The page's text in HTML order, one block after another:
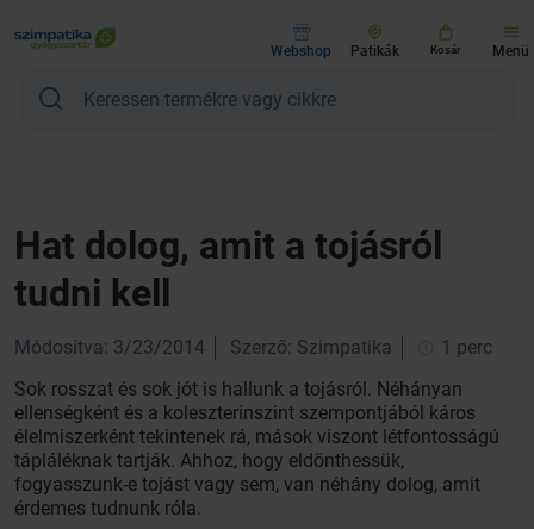
Webshop Patikák Kosár Menü
Hat dolog, amit a tojásról
tudni kell
Módosítva: 3/23/2014 Szerző: Szimpatika
1 perc
Sok rosszat és sok jót is hallunk a tojásról. Néhányan
ellenségként és a koleszterinszint szempontjából káros
élelmiszerként tekintenek rá, mások viszont létfontosságú
tápláléknak tartják. Ahhoz, hogy eldönthessük,
fogyasszunk-e tojást vagy sem, van néhány dolog, amit
érdemes tudnunk róla.